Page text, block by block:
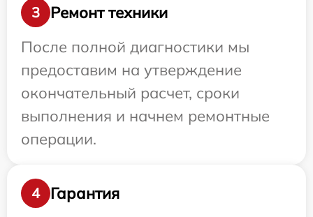
3
Ремонт техники
После полной диагностики мы
предоставим на утверждение
окончательный расчет, сроки
выполнения и начнем ремонтные
операции.
4
Гарантия